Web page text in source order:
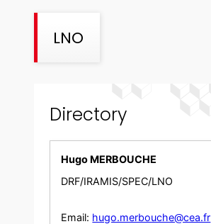
LNO
Directory
Hugo MERBOUCHE
DRF/IRAMIS/SPEC/LNO
Email: hugo.merbouche@cea.fr